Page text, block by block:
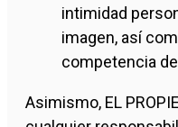
intimidad
imagen, así
competencia
Asimismo, EL